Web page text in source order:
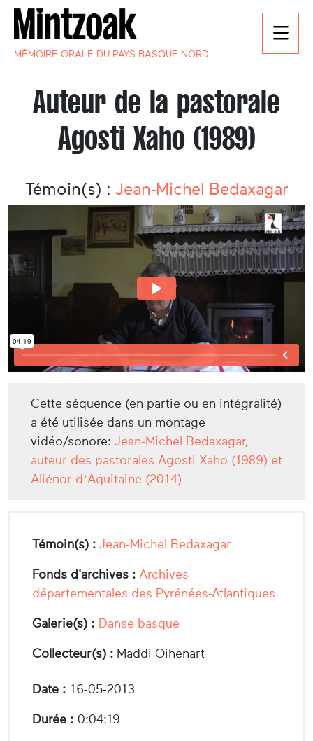
MÉMOIRE ORALE DU PAYS BASQUE NORD
Auteur de la pastorale
Agosti Xaho (1989)
Témoin(s) : Jean-Michel Bedaxagar
Cette séquence (en partie ou en intégralité)
a été utilisée dans un montage
vidéo/sonore: Jean-Michel Bedaxagar,
auteur des pastorales Agosti Xaho (1989) et
Aliénor d’Aquitaine (2014)
Témoin(s) : Jean-Michel Bedaxagar
Fonds d'archives : Archives
départementales des Pyrénées-Atlantiques
Galerie(s) : Danse basque
Collecteur(s) : Maddi Oihenart
Date : 16-05-2013
Durée : 0:04:19